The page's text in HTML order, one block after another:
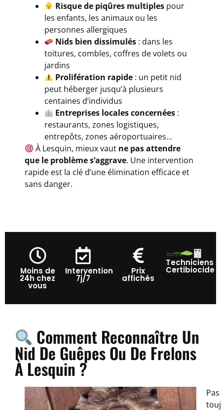
Risque de piqûres multiples pour
les enfants, les animaux ou les
personnes allergiques
Nids bien dissimulés : dans les
toitures, combles, coffres de volets ou
jardins
Prolifération rapide : un petit nid
peut héberger jusqu’à plusieurs
centaines d’individus
Entreprises locales concernées :
restaurants, zones logistiques,
entrepôts, zones aéroportuaires…
À Lesquin, mieux vaut ne pas attendre
que le problème s’aggrave. Une intervention
rapide est la clé d’une élimination efficace et
sans danger.
Moins de
24h chez
vous
Intervention
7j/7
Prix
affichés
Techniciens
Certibiocide
Comment Reconnaître Un
Nid De Guêpes Ou De Frelons
À Lesquin ?
Pas